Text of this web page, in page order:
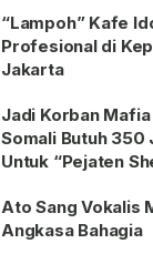
“Lampoh” Kafe
Profesional di
Jakarta
Jadi Korban Mafia
Somali Butuh 350
Untuk “Pejaten
Ato Sang Vokalis
Angkasa Bahagia